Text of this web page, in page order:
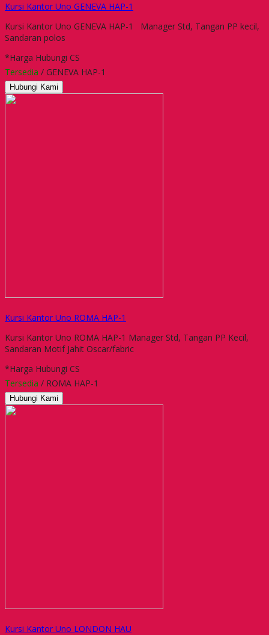
Kursi Kantor Uno GENEVA HAP-1
Kursi Kantor Uno GENEVA HAP-1 Manager Std, Tangan PP kecil,
Sandaran polos
*Harga Hubungi CS
Tersedia / GENEVA HAP-1
Hubungi Kami
Kursi Kantor Uno ROMA HAP-1
Kursi Kantor Uno ROMA HAP-1 Manager Std, Tangan PP Kecil,
Sandaran Motif Jahit Oscar/fabric
*Harga Hubungi CS
Tersedia / ROMA HAP-1
Hubungi Kami
Kursi Kantor Uno LONDON HAU